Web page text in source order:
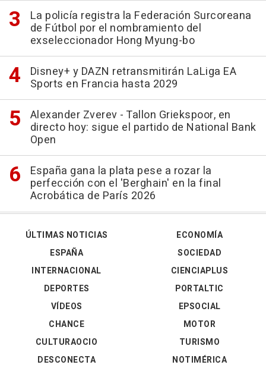
La policía registra la Federación Surcoreana
de Fútbol por el nombramiento del
exseleccionador Hong Myung-bo
Disney+ y DAZN retransmitirán LaLiga EA
Sports en Francia hasta 2029
Alexander Zverev - Tallon Griekspoor, en
directo hoy: sigue el partido de National Bank
Open
España gana la plata pese a rozar la
perfección con el 'Berghain' en la final
Acrobática de París 2026
ÚLTIMAS NOTICIAS
ESPAÑA
INTERNACIONAL
DEPORTES
VÍDEOS
ECONOMÍA
SOCIEDAD
CIENCIAPLUS
PORTALTIC
EPSOCIAL
CHANCE
CULTURAOCIO
DESCONECTA
MOTOR
TURISMO
NOTIMÉRICA